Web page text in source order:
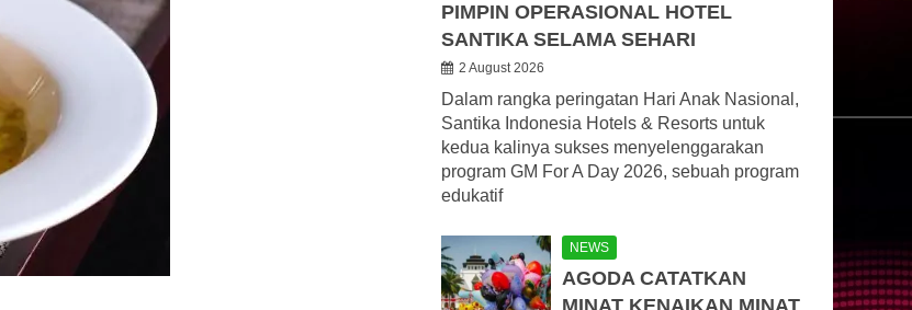
PIMPIN OPERASIONAL HOTEL
SANTIKA SELAMA SEHARI
2 August 2026
Dalam rangka peringatan Hari Anak Nasional,
Santika Indonesia Hotels & Resorts untuk
kedua kalinya sukses menyelenggarakan
program GM For A Day 2026, sebuah program
edukatif
NEWS
AGODA CATATKAN